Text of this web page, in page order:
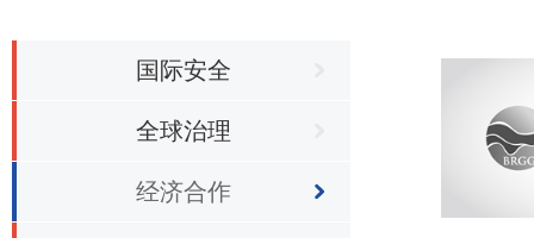
国际安全
全球治理
经济合作